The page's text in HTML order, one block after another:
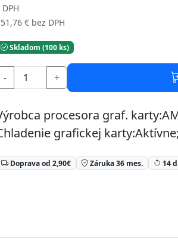
DPH
€ bez DPH
Skladom (100 ks)
- +
procesora graf.
grafickej
Doprava od 2,90€ Záruka 36 mes. 14